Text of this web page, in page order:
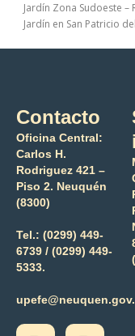
Jardín Zona Sudoeste –
Jardín en San Patricio
Contacto
Oficina Central:
Carlos H.
Rodriguez 421 –
Piso 2. Neuquén
(8300)
Tel.: (0299) 449-
6739 / (0299) 449-
5333.